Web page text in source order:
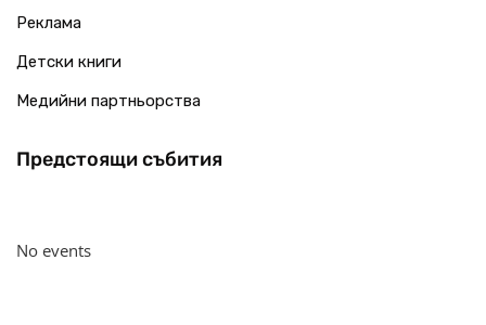
Реклама
Детски книги
Медийни партньорства
Предстоящи събития
No events